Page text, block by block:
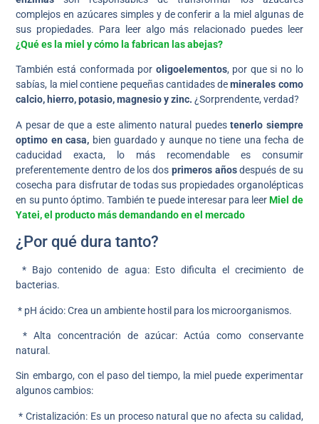
complejos en azúcares simples y de conferir a la miel algunas de
sus propiedades. Para leer algo más relacionado puedes leer
¿Qué es la miel y cómo la fabrican las abejas?
También está conformada por oligoelementos, por que si no lo
sabías, la miel contiene pequeñas cantidades deminerales como
calcio, hierro, potasio, magnesio y zinc. ¿Sorprendente, verdad?
A pesar de que a este alimento natural puedestenerlo siempre
optimo en casa, bien guardado y aunque no tiene una fecha de
caducidad exacta, lo más recomendable es consumir
preferentemente dentro de los dos primeros añosdespués de su
cosecha para disfrutar de todas sus propiedades organolépticas
en su punto óptimo. También te puede interesar para leerMiel de
Yatei, el producto más demandando en el mercado
¿Por qué dura tanto?
* Bajo contenido de agua: Esto dificulta el crecimiento de
bacterias.
* pH ácido: Crea un ambiente hostil para los microorganismos.
* Alta concentración de azúcar: Actúa como conservante
natural.
Sin embargo, con el paso del tiempo, la miel puede experimentar
algunos cambios:
* Cristalización: Es un proceso natural que no afecta su calidad,